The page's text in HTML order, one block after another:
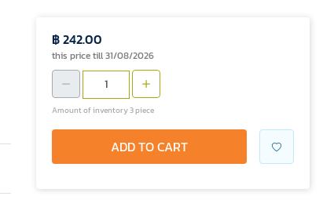
฿ 242.00
this price till 31/08/2026
Amount of inventory 3 piece
ADD TO CART